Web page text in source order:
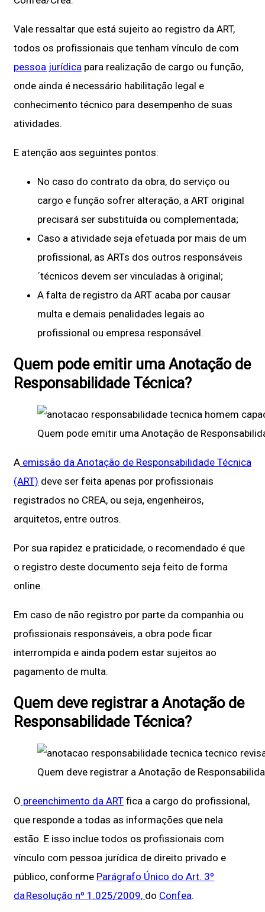
Vale ressaltar que está sujeito ao registro da ART,
todos os profissionais que tenham vínculo de com
pessoa jurídica para realização de cargo ou função,
onde ainda é necessário habilitação legal e
conhecimento técnico para desempenho de suas
atividades.
E atenção aos seguintes pontos:
No caso do contrato da obra, do serviço ou
cargo e função sofrer alteração, a ART original
precisará ser substituída ou complementada;
Caso a atividade seja efetuada por mais de um
profissional, as ARTs dos outros responsáveis
´técnicos devem ser vinculadas à original;
A falta de registro da ART acaba por causar
multa e demais penalidades legais ao
profissional ou empresa responsável.
Quem pode emitir uma Anotação de
Responsabilidade Técnica?
Quem pode emitir uma Anotação de
A emissão da Anotação de Responsabilidade Técnica
(ART) deve ser feita apenas por profissionais
registrados no CREA, ou seja, engenheiros,
arquitetos, entre outros.
Por sua rapidez e praticidade, o recomendado é que
o registro deste documento seja feito de forma
online.
Em caso de não registro por parte da companhia ou
profissionais responsáveis, a obra pode ficar
interrompida e ainda podem estar sujeitos ao
pagamento de multa.
Quem deve registrar a Anotação de
Responsabilidade Técnica?
Quem deve registrar a Anotação de
O preenchimento da ART fica a cargo do profissional,
que responde a todas as informações que nela
estão. E isso inclue todos os profissionais com
vínculo com pessoa jurídica de direito privado e
público, conforme Parágrafo Único do Art. 3º
da Resolução nº 1.025/2009, do Confea.